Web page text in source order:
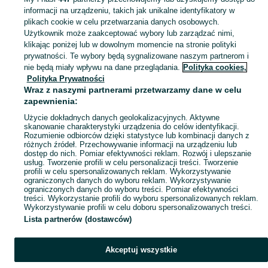
KATEGORIA
Skorzystaj z największego serwisu ogłoszeniowego - Witoszyn i okolice! Kupuj to, czego pragniesz i sprzedawaj to, czego już nie potrzebujesz! Zobacz
Mapa kategorii
Mapa miejscowości
Mapa ministron
Popularne wyszukiwania
informacji na urządzeniu, takich jak unikalne identyfikatory w
plikach cookie w celu przetwarzania danych osobowych.
Użytkownik może zaakceptować wybory lub zarządzać nimi,
klikając poniżej lub w dowolnym momencie na stronie polityki
prywatności. Te wybory będą sygnalizowane naszym partnerom i
nie będą miały wpływu na dane przeglądania. Polityka cookies,
Polityka Prywatności
Wraz z naszymi partnerami przetwarzamy dane w celu
zapewnienia:
Użycie dokładnych danych geolokalizacyjnych. Aktywne
skanowanie charakterystyki urządzenia do celów identyfikacji.
Rozumienie odbiorców dzięki statystyce lub kombinacji danych z
różnych źródeł. Przechowywanie informacji na urządzeniu lub
dostęp do nich. Pomiar efektywności reklam. Rozwój i ulepszanie
usług. Tworzenie profili w celu personalizacji treści. Tworzenie
profili w celu spersonalizowanych reklam. Wykorzystywanie
ograniczonych danych do wyboru reklam. Wykorzystywanie
ograniczonych danych do wyboru treści. Pomiar efektywności
treści. Wykorzystanie profili do wyboru spersonalizowanych reklam.
Wykorzystywanie profili w celu doboru spersonalizowanych treści.
Lista partnerów (dostawców)
Akceptuj wszystkie